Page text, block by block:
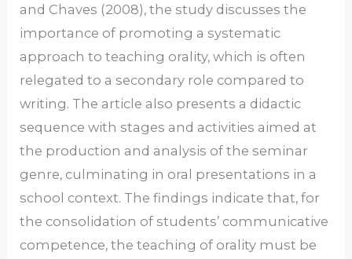
and Chaves (2008), the study discusses the
importance of promoting a systematic
approach to teaching orality, which is often
relegated to a secondary role compared to
writing. The article also presents a didactic
sequence with stages and activities aimed at
the production and analysis of the seminar
genre, culminating in oral presentations in a
school context. The findings indicate that, for
the consolidation of students’ communicative
competence, the teaching of orality must be